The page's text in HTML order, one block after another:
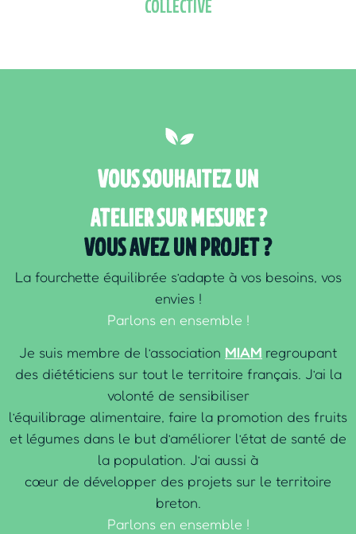
COLLECTIVE
VOUS SOUHAITEZ UN
ATELIER SUR MESURE ?
VOUS AVEZ UN PROJET ?
La fourchette équilibrée s’adapte à vos besoins, vos
envies !
Parlons en ensemble !
Je suis membre de l’association MIAM regroupant
des diététiciens sur tout le territoire français. J’ai la
volonté de sensibiliser
l’équilibrage alimentaire, faire la promotion des fruits
et légumes dans le but d’améliorer l’état de santé de
la population. J’ai aussi à
cœur de développer des projets sur le territoire
breton.
Parlons en ensemble !